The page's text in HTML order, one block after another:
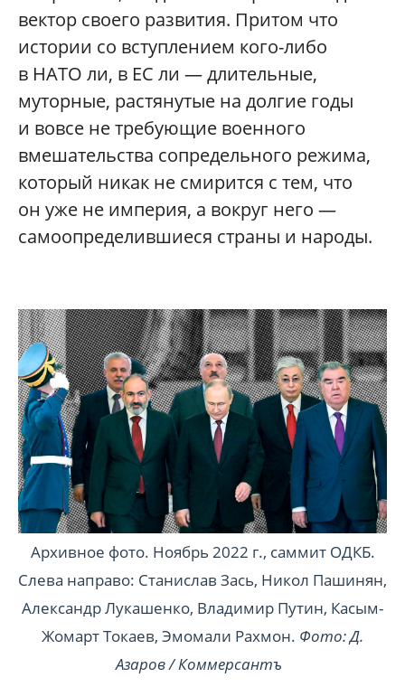
вектор своего развития. Притом что
истории со вступлением кого-либо
в НАТО ли, в ЕС ли — длительные,
муторные, растянутые на долгие годы
и вовсе не требующие военного
вмешательства сопредельного режима,
который никак не смирится с тем, что
он уже не империя, а вокруг него —
самоопределившиеся страны и народы.
Архивное фото. Ноябрь 2022 г., саммит ОДКБ.
Слева направо: Станислав Зась, Никол Пашинян,
Александр Лукашенко, Владимир Путин, Касым-
Жомарт Токаев, Эмомали Рахмон. Фото: Д.
Азаров / Коммерсантъ